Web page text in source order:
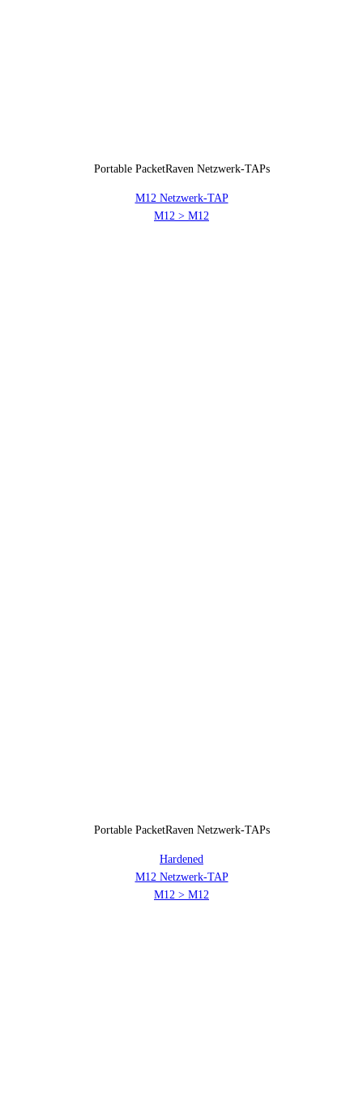
Portable PacketRaven Netzwerk-TAPs
M12 Netzwerk-TAP
M12 > M12
Portable PacketRaven Netzwerk-TAPs
Hardened
M12 Netzwerk-TAP
M12 > M12